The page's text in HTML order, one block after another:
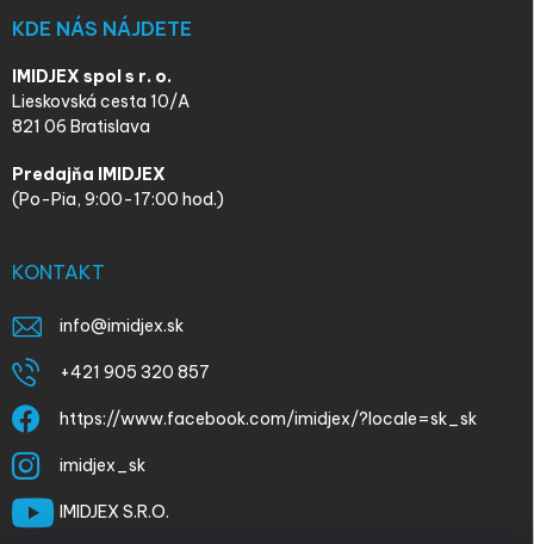
KDE NÁS NÁJDETE
IMIDJEX spol s r. o.
Lieskovská cesta 10/A
821 06 Bratislava
Predajňa IMIDJEX
(Po-Pia, 9:00-17:00 hod.)
KONTAKT
info@imidjex.sk
+421 905 320 857
https://www.facebook.com/imidjex/?locale=sk_sk
imidjex_sk
IMIDJEX S.R.O.